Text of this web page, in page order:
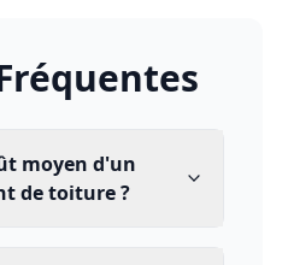
moyen d'un
de toiture ?